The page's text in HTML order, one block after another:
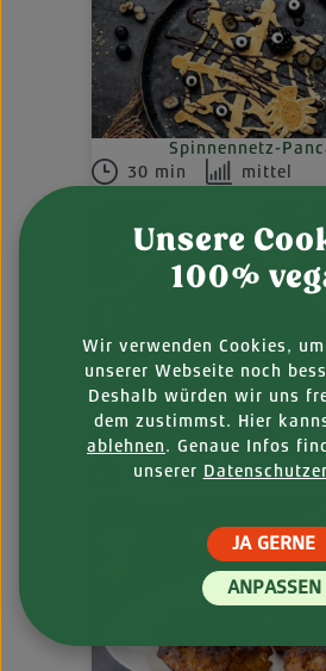
Spinnennetz-
30 min
mittel
Saltimbocca mit
1 h
einfach
Unsere
100%
Wir verwenden Cookies,
unserer Webseite noch
Deshalb würden wir uns
dem zustimmst. Hier
ablehnen. Genaue Infos
unserer
ANPASSEN
JA GERNE